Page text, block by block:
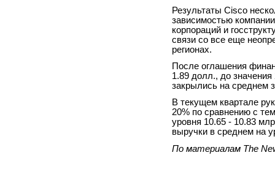
Результаты Cisco
зависимостью
корпораций и
связи со все еще
регионах.
После оглашения
1.89 долл., до
закрылись на среднем
В текущем квартале
20% по сравнению с
уровня 10.65 - 10.83
выручки в среднем на
По материалам The